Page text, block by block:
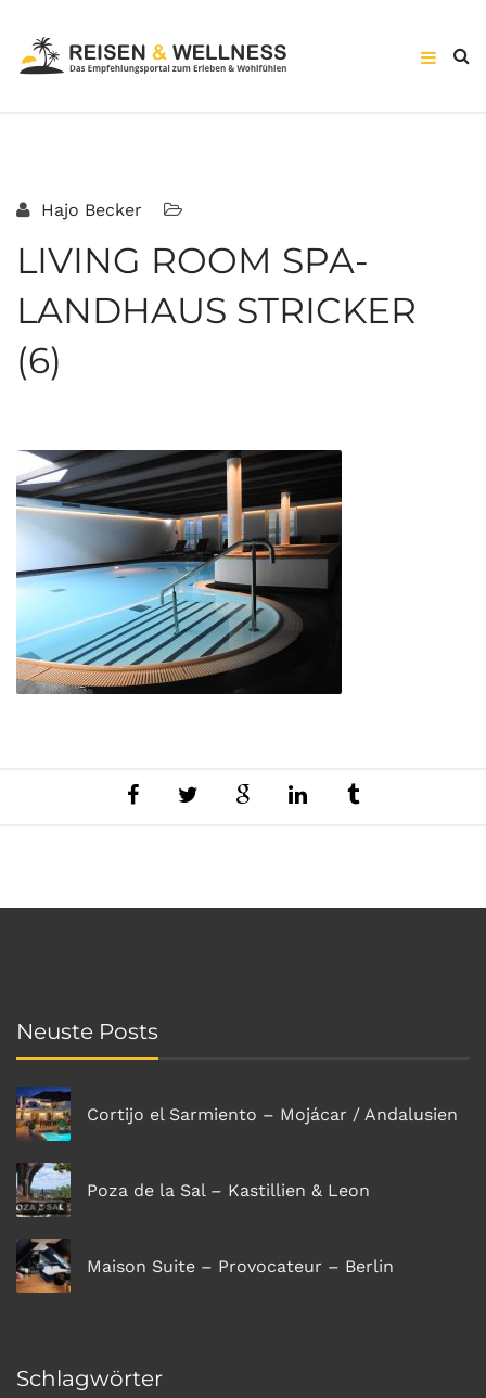
Hajo Becker
LIVING ROOM SPA-
LANDHAUS STRICKER
(6)
Neuste Posts
Cortijo el Sarmiento – Mojácar / Andalusien
Poza de la Sal – Kastillien & Leon
Maison Suite – Provocateur – Berlin
Schlagwörter